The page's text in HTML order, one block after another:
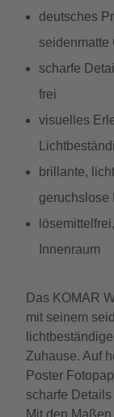
deutsches
seidenmatte
scharfe
frei
visuelles
brillante,
geruchslose
Innenraum
Das KOMAR
mit seinem
Zuhause. Auf
Poster
scharfe
Mit den